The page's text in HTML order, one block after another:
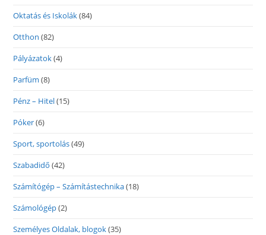
Oktatás és Iskolák(84)
Otthon (82)
Pályázatok(4)
Parfüm (8)
Pénz – Hitel(15)
Póker(6)
Sport, sportolás(49)
Szabadidő (42)
Számítógép – Számítástechnika(18)
Számológép(2)
Személyes Oldalak, blogok(35)